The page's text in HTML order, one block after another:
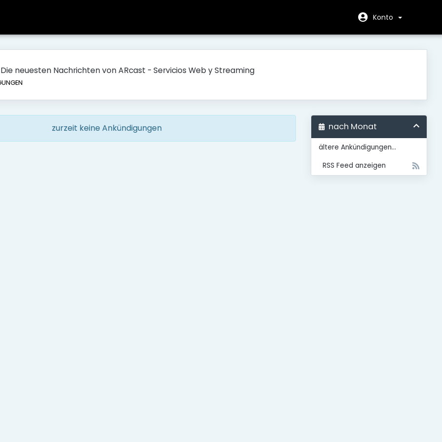
Konto
Die neuesten Nachrichten von ARcast - Servicios Web y Streaming
nach Monat
ältere Ankündigungen...
RSS Feed anzeigen
zurzeit keine Ankündigungen